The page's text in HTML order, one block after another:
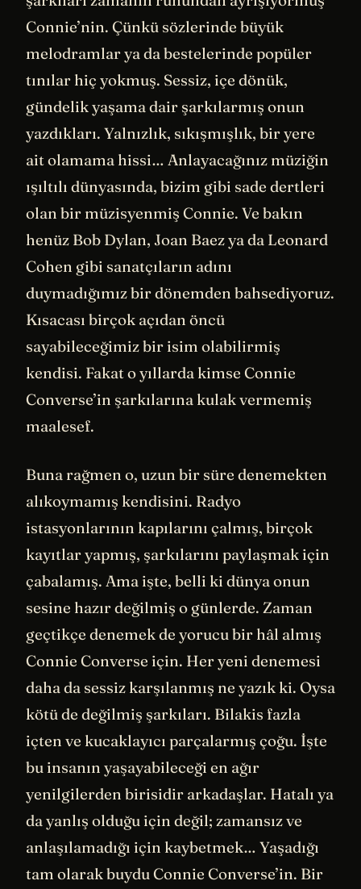
Connie’nin. Çünkü sözlerinde büyük
melodramlar ya da bestelerinde popüler
tınılar hiç yokmuş. Sessiz, içe dönük,
gündelik yaşama dair şarkılarmış onun
yazdıkları. Yalnızlık, sıkışmışlık, bir yere
ait olamama hissi… Anlayacağınız müziğin
ışıltılı dünyasında, bizim gibi sade dertleri
olan bir müzisyenmiş Connie. Ve bakın
henüz Bob Dylan, Joan Baez ya da Leonard
Cohen gibi sanatçıların adını
duymadığımız bir dönemden bahsediyoruz.
Kısacası birçok açıdan öncü
sayabileceğimiz bir isim olabilirmiş
kendisi. Fakat o yıllarda kimse Connie
Converse’in şarkılarına kulak vermemiş
maalesef.
Buna rağmen o, uzun bir süre denemekten
alıkoymamış kendisini. Radyo
istasyonlarının kapılarını çalmış, birçok
kayıtlar yapmış, şarkılarını paylaşmak için
çabalamış. Ama işte, belli ki dünya onun
sesine hazır değilmiş o günlerde. Zaman
geçtikçe denemek de yorucu bir hâl almış
Connie Converse için. Her yeni denemesi
daha da sessiz karşılanmış ne yazık ki. Oysa
kötü de değilmiş şarkıları. Bilakis fazla
içten ve kucaklayıcı parçalarmış çoğu. İşte
bu insanın yaşayabileceği en ağır
yenilgilerden birisidir arkadaşlar. Hatalı ya
da yanlış olduğu için değil; zamansız ve
anlaşılamadığı için kaybetmek… Yaşadığı
tam olarak buydu Connie Converse’in. Bir